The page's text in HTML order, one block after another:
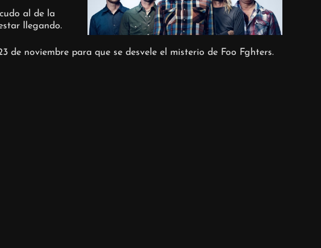
al de la
llegando.
de noviembre para que se desvele el misterio de Foo Fghters.